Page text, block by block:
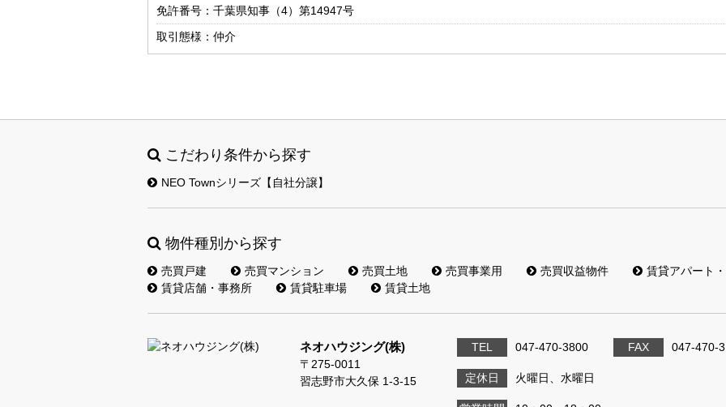
免許番号：千葉県知事（4）第14947号
取引態様：仲介
こだわり条件から探す
NEO Townシリーズ【自社分譲】
物件種別から探す
売買戸建 売買マンション 売買土地 売買事業用 売買収益物件
賃貸アパート
賃貸店舗・事務所
賃貸駐車場 賃貸土地
ネオハウジング(株)
〒275-0011
習志野市大久保 1-3-15
TEL 047-470-3800 FAX 047-470-
定休日 火曜日、水曜日